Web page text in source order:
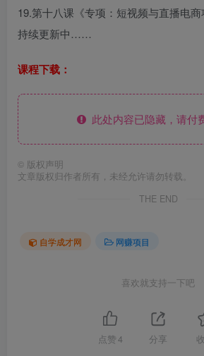
19.第十八课《专项：短视频与直播电
持续更新中……
课程下载：
此处内容已隐藏，请付
© 版权声明
文章版权归作者所有，未经允许请勿转载。
THE END
自学成才网 网赚项目
喜欢就支持一下吧
点赞 4 分享